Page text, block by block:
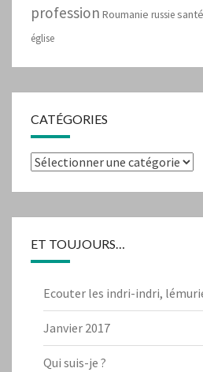
profession Roumanie russiesanté
église
CATÉGORIES
Catégories
ET TOUJOURS…
Ecouter les indri-indri,
Janvier 2017
Qui suis-je ?